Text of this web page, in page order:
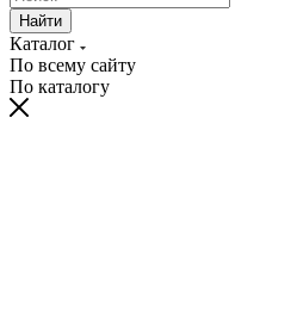
Найти
Каталог
По всему сайту
По каталогу